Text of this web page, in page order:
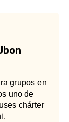
grupos en
uno de
chárter